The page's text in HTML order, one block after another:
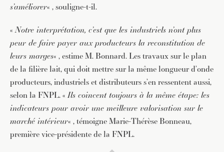
s’améliorer« , souligne-t-il.
«Notre interprétation, c’est que les industriels n’ont plus
peur de faire payer aux producteurs la reconstitution de
leurs marges« , estime M. Bonnard. Les travaux sur le plan
de la filière lait, qui doit mettre sur la même longueur d’onde
producteurs, industriels et distributeurs s’en ressentent aussi,
selon la FNPL. «Ils coincent toujours à la même étape: les
indicateurs pour avoir une meilleure valorisation sur le
marché intérieur« , témoigne Marie-Thérèse Bonneau,
première vice-présidente de la FNPL.